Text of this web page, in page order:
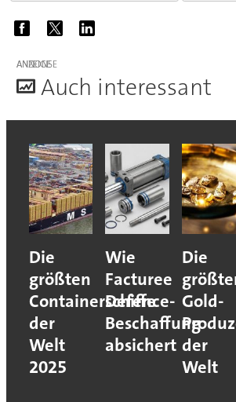
ANZEIGE
Auch interessant
Die
größten
Containerschiffe
der
Welt
2025
Wie
Facturee
Defence-
Beschaffung
absichert
Die
Gold-
der
Welt